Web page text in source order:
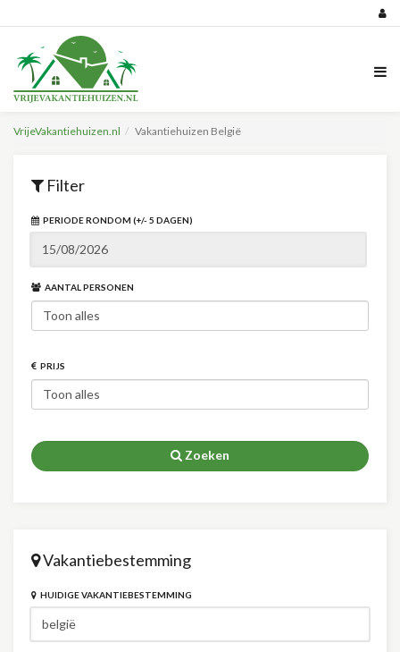
VrijeVakantiehuizen.nl Vakantiehuizen België
Filter
PERIODE RONDOM (+/- 5 DAGEN)
AANTAL PERSONEN
PRIJS
Zoeken
Vakantiebestemming
HUIDIGE VAKANTIEBESTEMMING